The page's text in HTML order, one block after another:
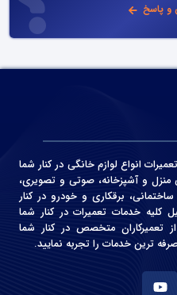
پاسخ
تجربه ای در تعمیرات انواع لوازم خانگی در کنار شما
منزل و آشپزخانه، صوتی و‌ تصویری،
برقکاری و خودرو در کنار
کلیه خدمات تعمیرات در کنار شما
تعمیرکاران متخصص در کنار شما
ترین خدمات را تجربه نمایید.